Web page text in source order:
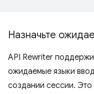
Назначьте
API Rewriter
ожидаемые языки
создании сессии. Это